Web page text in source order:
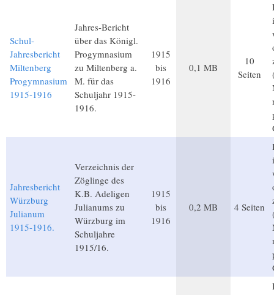
Schul-
Jahresbericht
Miltenberg
Progymnasium
1915-1916
Jahres-Bericht
über das Königl.
Progymnasium
zu Miltenberg a.
M. für das
Schuljahr 1915-
1916.
1915
bis
1916
0,1 MB
10
Seiten
Jahresbericht
Würzburg
Julianum
1915-1916.
Verzeichnis der
Zöglinge des
K.B. Adeligen
Julianums zu
Würzburg im
Schuljahre
1915/16.
1915
bis
1916
0,2 MB 4 Seiten